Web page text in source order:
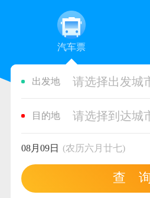
汽车票
出发地 请选择出发城
目的地 请选择到达城
08月09日 (农历六月廿七)
查 询